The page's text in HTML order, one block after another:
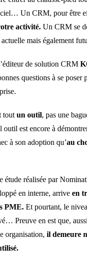
Un CRM, pour être
activité. Un CRM se
mais également
de solution CRM
questions à se
tout un outil, pas une
outil est encore à
à son adoption qu’au
étude réalisée par
en interne, arrive en
PME. Et pourtant, le
Preuve en est que,
organisation, il demeure